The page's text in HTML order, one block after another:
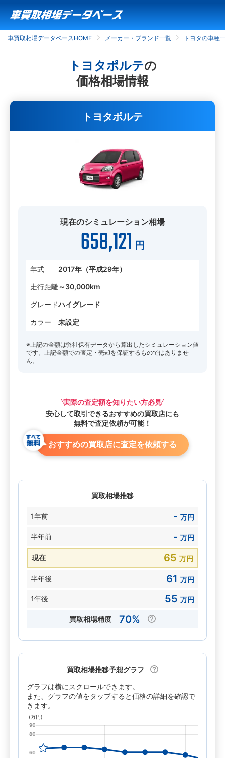
車買取相場データベースHOME メーカー・ブランド一覧 トヨタの車種
トヨタポルテの
価格相場情報
トヨタポルテ
現在のシミュレーション相場
658,121 円
年式 2017年（平成29年）
走行距離～30,000km
グレードハイグレード
カラー 未設定
※上記の金額は弊社保有データから算出したシミュレーション値
です。上記金額での査定・売却を保証するものではありませ
ん。
実際の査定額を知りたい方必見
安心して取引できるおすすめの買取店にも
無料で査定依頼が可能！
おすすめの買取店に査定を依頼する
買取相場推移
1年前 - 万円
半年前 - 万円
現在 65 万円
半年後 61 万円
1年後 55 万円
買取相場精度 70%
買取相場推移予想グラフ
グラフは横にスクロールできます。
また、グラフの値をタップすると価格の詳細を確認で
きます。